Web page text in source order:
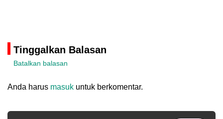
Tinggalkan Balasan
Batalkan balasan
Anda harus masuk untuk berkomentar.